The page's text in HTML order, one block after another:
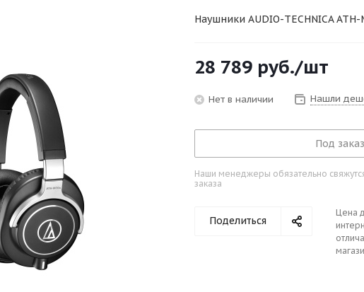
Наушники AUDIO-TECHNICA ATH-
28 789 руб./шт
Нет в наличии Нашли
Под заказ
Наши менеджеры обязательно
заказа
Поделиться
Цена